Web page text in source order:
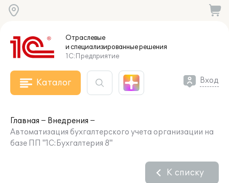
Отраслевые
и специализированныерешения
1С:Предприятие
Каталог Вход
Главная
Внедрения
Автоматизация бухгалтерского учета организации на
базе ПП "1С:Бухгалтерия 8"
К списку